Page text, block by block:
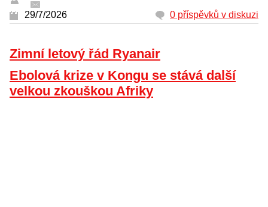
29/7/2026
0 příspěvků v diskuzi
Zimní letový řád Ryanair
Ebolová krize v Kongu se stává další
velkou zkouškou Afriky